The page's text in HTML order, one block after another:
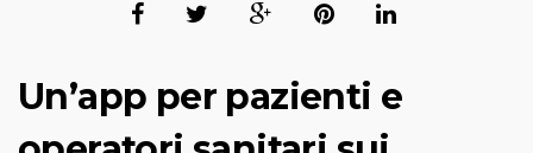
Un’app per pazienti e